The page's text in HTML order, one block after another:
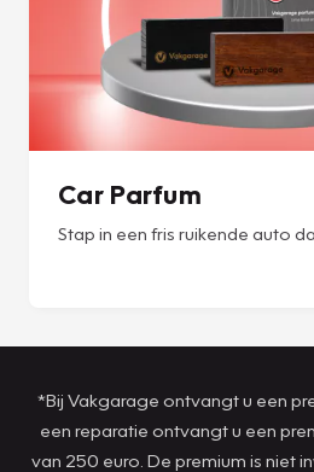
Car Parfum
Stap in een fris ruikende auto
*Bij Vakgarage ontvangt u een
een reparatie ontvangt u een
van 250 euro. De premium is niet